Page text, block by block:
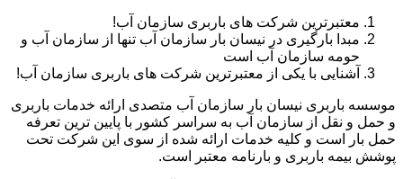
معتبرترین شرکت های باربری سازمان آب!
مبدا بارگیری در نیسان بار سازمان آب تنها از سازمان آب و
حومه سازمان آب است
آشنایی با یکی از معتبرترین شرکت های باربری سازمان آب!
موسسه باربری نیسان بار سازمان آب متصدی ارائه خدمات باربری
و حمل و نقل از سازمان آب به سراسر کشور با پایین ترین تعرفه
حمل بار است و کلیه خدمات ارائه شده از سوی این شرکت تحت
پوشش بیمه باربری و بارنامه معتبر است.